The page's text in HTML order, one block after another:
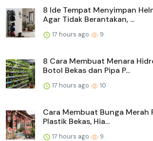
8 Ide Tempat Menyimpan
Agar Tidak Berantakan, ...
17 hours ago 9
8 Cara Membuat Menara
Botol Bekas dan Pipa P...
17 hours ago 10
Cara Membuat Bunga Merah
Plastik Bekas, Hia...
17 hours ago 9